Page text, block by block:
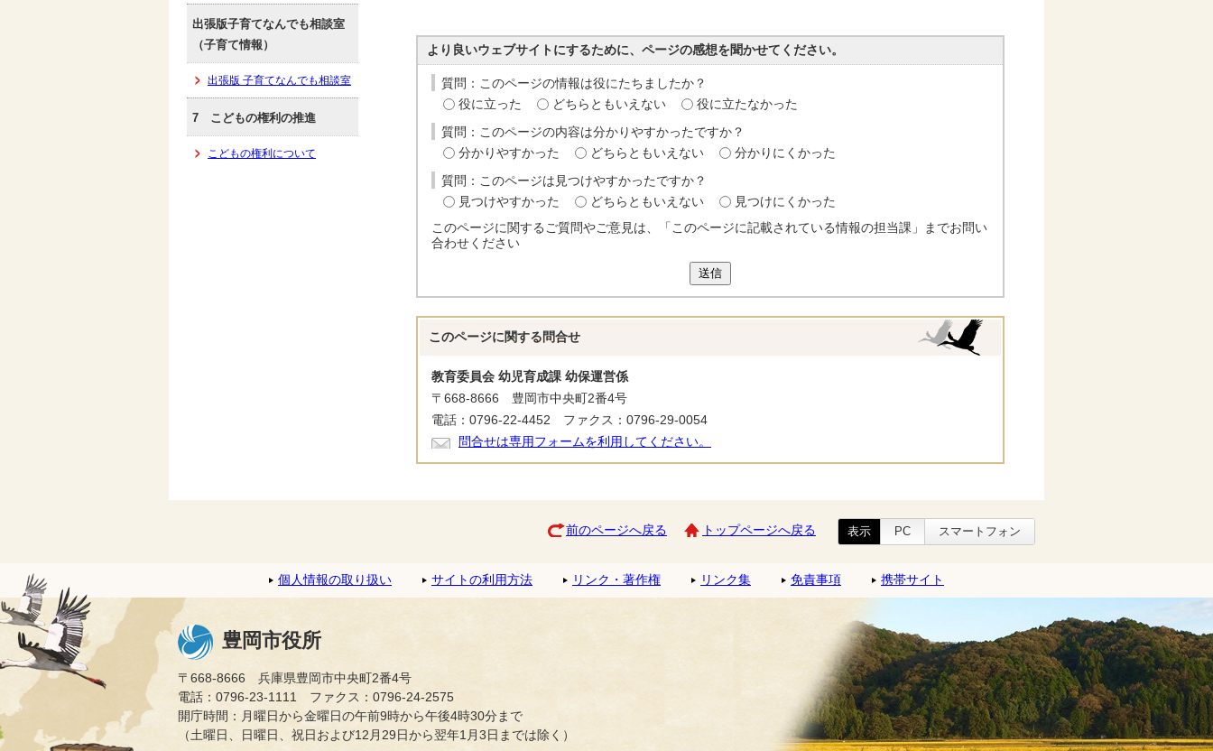
より良いウェブサイトにするために、ページの感想を聞かせてください。
質問：このページの情報は役にたちましたか？
役に立った
どちらともいえない 役に立たなかった
質問：このページの内容は分かりやすかったですか？
分かりやすかった
どちらともいえない 分かりにくかった
質問：このページは見つけやすかったですか？
見つけやすかった
どちらともいえない
見つけにくかった
このページに関するご質問やご意見は、「このページに記載されている情報の担当課」までお問い
合わせください
送信
このページに関する 問合せ
教育委員会 幼児育成課 幼保運営係
〒668-8666 豊岡市中央町2番4号
電話：0796-22-4452 ファクス：0796-29-0054
問合せは専用フォームを利用してください。
出張版子育てなんでも相談室
（子育て情報）
出張版 子育てなんでも相談室
7 こどもの権利の推進
こどもの権利について
前のページへ戻る トップページへ戻る 表示 PC スマートフォン
個人情報の取り扱い サイトの利用方法 リンク・著作権 リンク集 免責事項 携帯サイト
豊岡市役所
〒668-8666 兵庫県豊岡市中央町2番4号
電話：0796-23-1111 ファクス：0796-24-2575
開庁時間：月曜日から金曜日の午前9時から午後4時30分まで
（土曜日、日曜日、祝日および12月29日から翌年1月3日までは除く）